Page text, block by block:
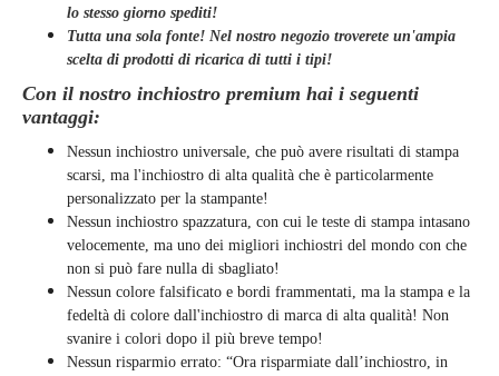
lo stesso giorno spediti!
Tutta una sola fonte! Nel nostro negozio troverete un'ampia
scelta di prodotti di ricarica di tutti i tipi!
Con il nostro inchiostro premium hai i seguenti
vantaggi:
Nessun inchiostro universale, che può avere risultati di stampa
scarsi, ma l'inchiostro di alta qualità che è particolarmente
personalizzato per la stampante!
Nessun inchiostro spazzatura, con cui le teste di stampa intasano
velocemente, ma uno dei migliori inchiostri del mondo con che
non si può fare nulla di sbagliato!
Nessun colore falsificato e bordi frammentati, ma la stampa e la
fedeltà di colore dall'inchiostro di marca di alta qualità! Non
svanire i colori dopo il più breve tempo!
Nessun risparmio errato: “Ora risparmiate dall’inchiostro, in